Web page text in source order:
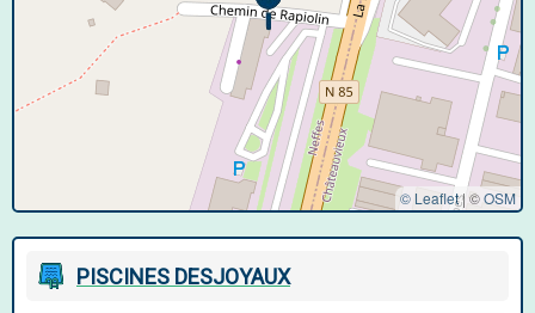
© Leaflet| ©OSM
PISCINES DESJOYAUX